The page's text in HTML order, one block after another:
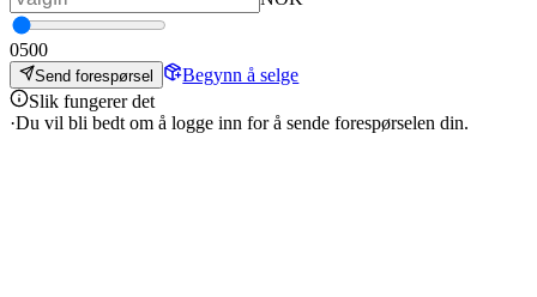
0500
Send forespørsel
Begynn å selge
Slik fungerer det
·Du vil bli bedt om å logge inn for å sende forespørselen din.